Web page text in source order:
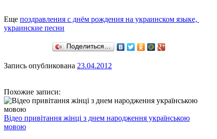
Еще поздравления с днём рождения на украинском языке,
украинские песни
Поделиться…
Запись опубликована 23.04.2012
Похожие записи:
Відео привітання жінці з днем народження українською
мовою